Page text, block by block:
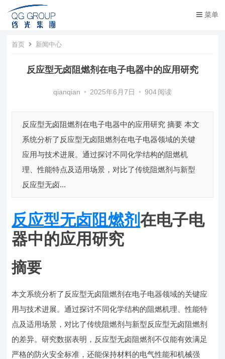
菜单
首页 新闻中心
反应型无卤阻燃剂在电子电器中的应用研究
qianqian • 2025年6月7日 • 904 阅读
反应型无卤阻燃剂在电子电器中的应用研究 摘要 本文
系统分析了反应型无卤阻燃剂在电子电器领域的关键
应用与技术进展。通过探讨不同化学结构的阻燃机
理、性能特点及适用场景，对比了传统阻燃剂与新型
反应型无卤...
反应型无卤阻燃剂在电子电
器中的应用研究
摘要
本文系统分析了反应型无卤阻燃剂在电子电器领域的关键应
用与技术进展。通过探讨不同化学结构的阻燃机理、性能特
点及适用场景，对比了传统阻燃剂与新型反应型无卤阻燃剂
的差异。研究数据表明，反应型无卤阻燃剂不仅能有效满足
严格的防火安全标准，还能保持材料的电气性能和机械强